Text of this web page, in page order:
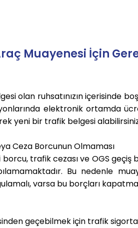
Muayenesi İçin
olan ruhsatınızın içerisinde
elektronik ortamda
yeni bir trafik belgesi
Ceza Borcunun Olmaması
borcu, trafik cezası ve OGS
Bu nedenle
varsa bu borçları
geçebilmek için trafik